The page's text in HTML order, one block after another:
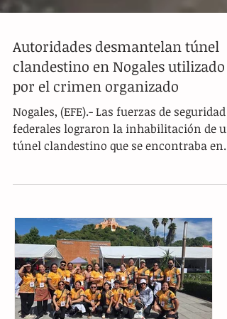
Autoridades desmantelan túnel
clandestino en Nogales utilizado
por el crimen organizado
Nogales, (EFE).- Las fuerzas de seguridad
federales lograron la inhabilitación de un
tras una serie de investigaciones de
inteligencia que permitieron identificar
un inmueble en el barrio Centro, el cual
era utilizado por un grupo delictivo para
actividades de contrabando y tráfico de
personas . La excavación localizada